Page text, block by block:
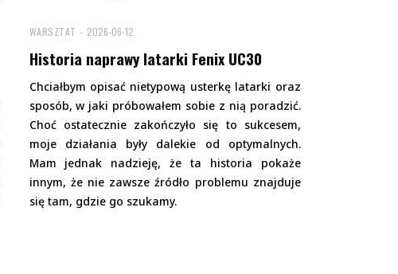
WARSZTAT 2026-06-12
Historia naprawy latarki Fenix UC30
Chciałbym opisać nietypową usterkę latarki oraz
sposób, w jaki próbowałem sobie z nią poradzić.
Choć ostatecznie zakończyło się to sukcesem,
moje działania były dalekie od optymalnych.
Mam jednak nadzieję, że ta historia pokaże
innym, że nie zawsze źródło problemu znajduje
się tam, gdzie go szukamy.